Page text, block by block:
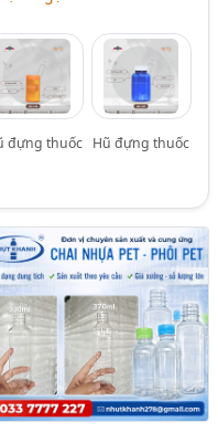
đựng thuốc Hũ đựng thuốc